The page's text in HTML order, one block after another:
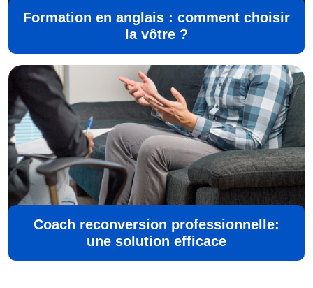
Formation en anglais : comment choisir
la vôtre ?
Coach reconversion professionnelle:
une solution efficace